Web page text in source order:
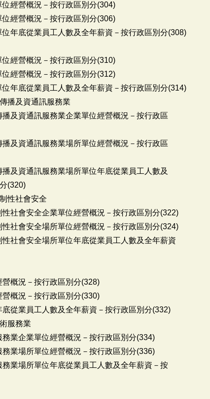
經營概況－按行政區別分(304)
經營概況－按行政區別分(306)
年底從業員工人數及全年薪資－按行政區別分(308)
經營概況－按行政區別分(310)
經營概況－按行政區別分(312)
年底從業員工人數及全年薪資－按行政區別分(314)
播及資通訊服務業
及資通訊服務業企業單位經營概況－按行政區
及資通訊服務業場所單位經營概況－按行政區
及資通訊服務業場所單位年底從業員工人數及
(320)
性社會安全
社會安全企業單位經營概況－按行政區別分(322)
社會安全場所單位經營概況－按行政區別分(324)
社會安全場所單位年底從業員工人數及全年薪資
概況－按行政區別分(328)
概況－按行政區別分(330)
從業員工人數及全年薪資－按行政區別分(332)
服務業
業企業單位經營概況－按行政區別分(334)
業場所單位經營概況－按行政區別分(336)
業場所單位年底從業員工人數及全年薪資－按